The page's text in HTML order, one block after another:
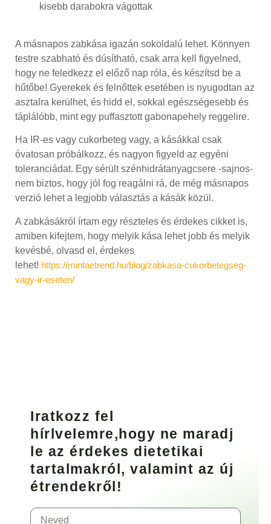
kisebb darabokra vágottak
A másnapos zabkása igazán sokoldalú lehet. Könnyen
testre szabható és dúsítható, csak arra kell figyelned,
hogy ne feledkezz el előző nap róla, és készítsd be a
hűtőbe! Gyerekek és felnőttek esetében is nyugodtan az
asztalra kerülhet, és hidd el, sokkal egészségesebb és
táplálóbb, mint egy puffasztott gabonapehely reggelire.
Ha IR-es vagy cukorbeteg vagy, a kásákkal csak
óvatosan próbálkozz, és nagyon figyeld az egyéni
toleranciádat. Egy sérült szénhidrátanyagcsere -sajnos-
nem biztos, hogy jól fog reagálni rá, de még másnapos
verzió lehet a legjobb választás a kásák közül.
A zabkásákról írtam egy részteles és érdekes cikket is,
amiben kifejtem, hogy melyik kása lehet jobb és melyik
kevésbé, olvasd el, érdekes
lehet! https://mintaetrend.hu/blog/zabkasa-cukorbetegseg-
vagy-ir-eseten/
Iratkozz fel
hírlvelemre,hogy ne maradj
le az érdekes dietetikai
tartalmakról, valamint az új
étrendekről!